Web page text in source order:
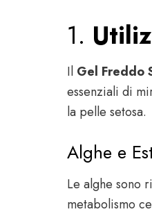
1.
Il Gel Freddo
essenziali di
la pelle setosa.
Alghe e
Le alghe sono
metabolismo